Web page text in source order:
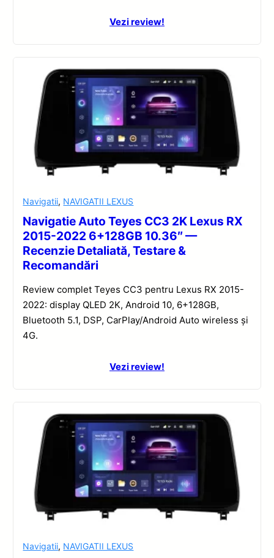
Vezi review!
Navigatii, NAVIGATII LEXUS
Navigatie Auto Teyes CC3 2K Lexus RX
2015-2022 6+128GB 10.36″ —
Recenzie Detaliată, Testare &
Recomandări
Review complet Teyes CC3 pentru Lexus RX 2015-
2022: display QLED 2K, Android 10, 6+128GB,
Bluetooth 5.1, DSP, CarPlay/Android Auto wireless și
4G.
Vezi review!
Navigatii, NAVIGATII LEXUS